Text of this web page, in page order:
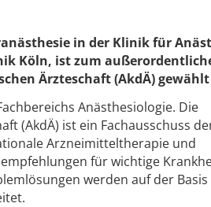
in der Klinik für
Köln, ist zum
Ärzteschaft (AkdÄ)
Anästhesiologie. Die
(AkdÄ) ist ein Fachausschuss
Arzneimitteltherapie und
für wichtige
werden auf der